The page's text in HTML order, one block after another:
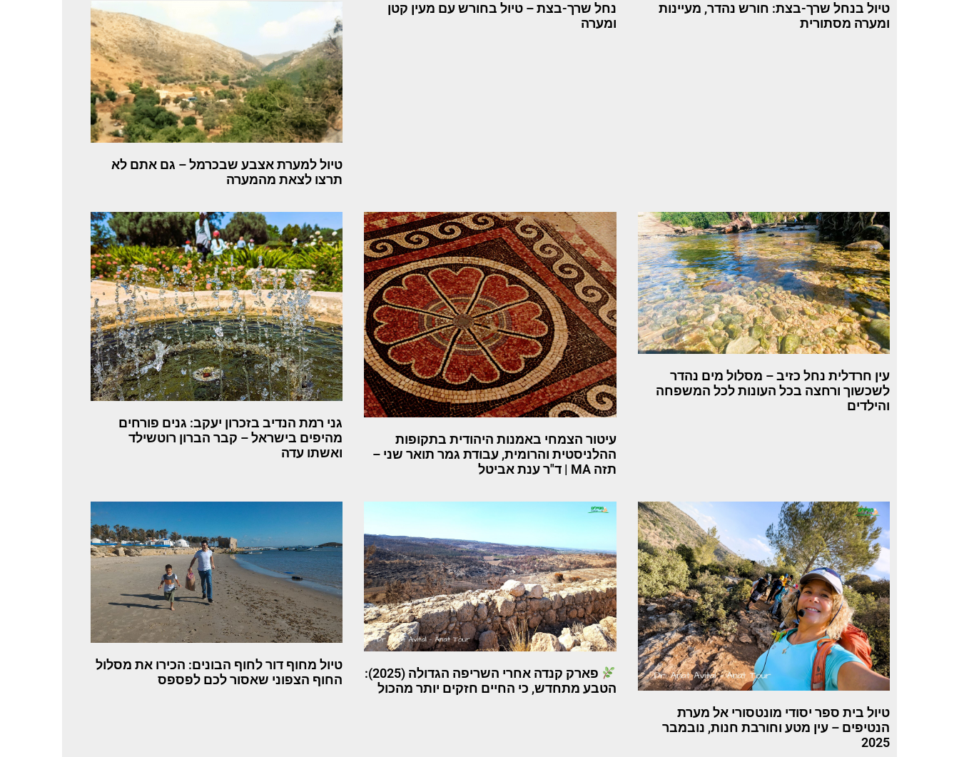
טיול בנחל שרך-בצת: חורש נהדר, מעיינות
ומערה מסתורית
נחל שרך-בצת – טיול בחורש עם מעין קטן
ומערה
טיול למערת אצבע שבכרמל – גם אתם לא
תרצו לצאת מהמערה
עין חרדלית נחל כזיב – מסלול מים נהדר
לשכשוך ורחצה בכל העונות לכל המשפחה
והילדים
עיטור הצמחי באמנות היהודית בתקופות
ההלניסטית והרומית, עבודת גמר תואר שני –
תזה MA | ד"ר ענת אביטל
גני רמת הנדיב בזכרון יעקב: גנים פורחים
מהיפים בישראל – קבר הברון רוטשילד
ואשתו עדה
טיול בית ספר יסודי מונטסורי אל מערת
הנטיפים – עין מטע וחורבת חנות, נובמבר
2025
פארק קנדה אחרי השריפה הגדולה (2025):
הטבע מתחדש, כי החיים חזקים יותר מהכול
טיול מחוף דור לחוף הבונים: הכירו את מסלול
החוף הצפוני שאסור לכם לפספס